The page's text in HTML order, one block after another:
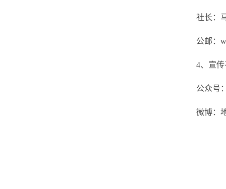
社长：
公邮：
4、宣
公众号
微博：